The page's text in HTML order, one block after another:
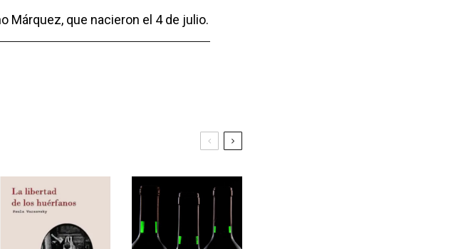
Márquez, que nacieron el 4 de julio.